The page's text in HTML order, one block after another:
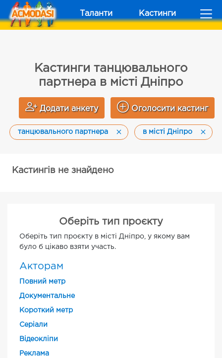
Таланти Кастинги
Кастинги танцювального
партнера в місті Дніпро
Додати анкету Оголосити кастинг
танцювального партнера в місті Дніпро
Кастингів не знайдено
Оберіть тип проєкту
Оберіть тип проєкту в місті Дніпро, у якому вам
було б цікаво взяти участь.
Акторам
Повний метр
Документальне
Короткий метр
Cеріали
Відеокліпи
Реклама